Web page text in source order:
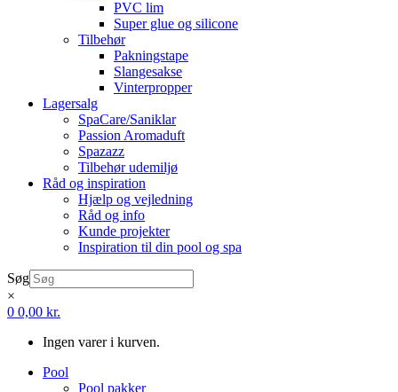
PVC lim
Super glue og silicone
Tilbehør
Pakningstape
Slangesakse
Vinterpropper
Lagersalg
SpaCare/Saniklar
Passion Aromaduft
Spazazz
Tilbehør udemiljø
Råd og inspiration
Hjælp og vejledning
Råd og info
Kunde projekter
Inspiration til din pool og spa
Søg
×
0 0,00 kr.
Ingen varer i kurven.
Pool
Pool pakker